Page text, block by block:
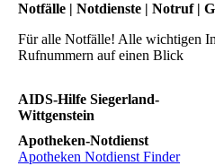
Notfälle | Notdienste | Notruf |
Für alle Notfälle! Alle wichtigen
Rufnummern auf einen Blick
AIDS-Hilfe Siegerland-
Wittgenstein
Apotheken-Notdienst
Apotheken Notdienst Finder